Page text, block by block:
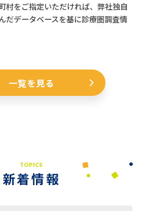
村をご指定いただければ、弊社独自
だデータベースを基に診療圏調査情
一覧を見る
TOPICS
新着情報